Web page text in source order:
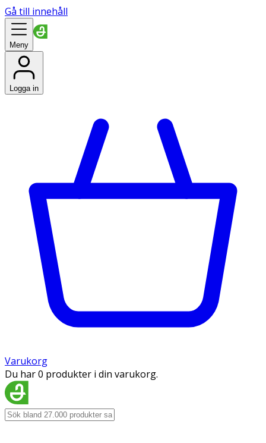
Gå till innehåll
Meny
Logga in
Varukorg
Du har 0 produkter i din varukorg.